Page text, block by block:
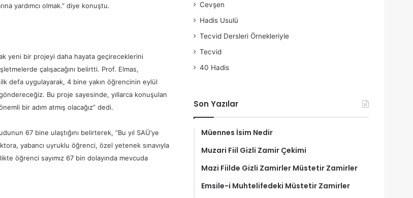
yardımcı olmak.” diye konuştu.
yeni bir projeyi daha hayata geçireceklerini
çalışacağını belirtti. Prof. Elmas,
defa uygulayarak, 4 bine yakın öğrencinin eylül
Bu proje sayesinde, yıllarca konuşulan
bir adım atmış olacağız” dedi.
67 bine ulaştığını belirterek, “Bu yıl SAÜ’ye
yabancı uyruklu öğrenci, özel yetenek sınavıyla
öğrenci sayımız 67 bin dolayında mevcuda
Cevşen
Hadis Usulü
Tecvid Dersleri Örnekleriyle
Tecvid
40 Hadis
Son Yazılar
Müennes İsim Nedir
Muzari Fiil Gizli Zamir Çekimi
Mazi Fiilde Gizli Zamirler Müstetir Zamirler
Emsile-i Muhtelifedeki Müstetir Zamirler